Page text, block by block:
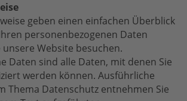
geben einen einfachen Überblick
personenbezogenen Daten
Website besuchen.
Daten sind alle Daten, mit denen Sie
werden können. Ausführliche
Thema Datenschutz entnehmen Sie